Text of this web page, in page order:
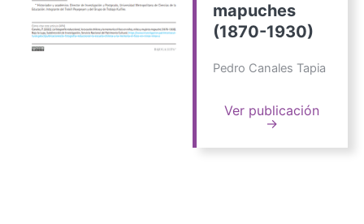
mapuches
(1870-1930)
Pedro Canales Tapia
Ver publicación
→